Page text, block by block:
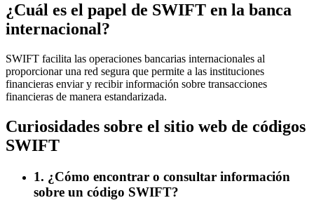
¿Cuál es el papel de SWIFT en la banca
internacional?
SWIFT facilita las operaciones bancarias internacionales al
proporcionar una red segura que permite a las instituciones
financieras enviar y recibir información sobre transacciones
financieras de manera estandarizada.
Curiosidades sobre el sitio web de códigos
SWIFT
1. ¿Cómo encontrar o consultar información
sobre un código SWIFT?